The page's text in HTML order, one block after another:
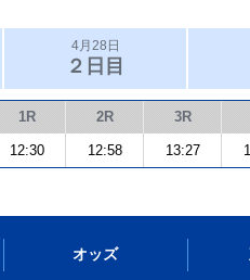
4月28日
２日目
1R 2R 3R
12:30 12:58 13:27
オッズ